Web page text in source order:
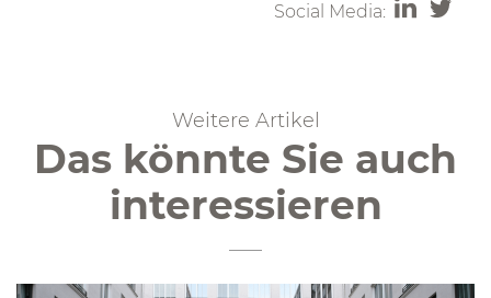
Social Media:
Weitere Artikel
Das könnte Sie auch
interessieren